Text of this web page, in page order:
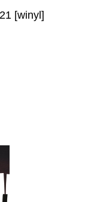
[winyl]